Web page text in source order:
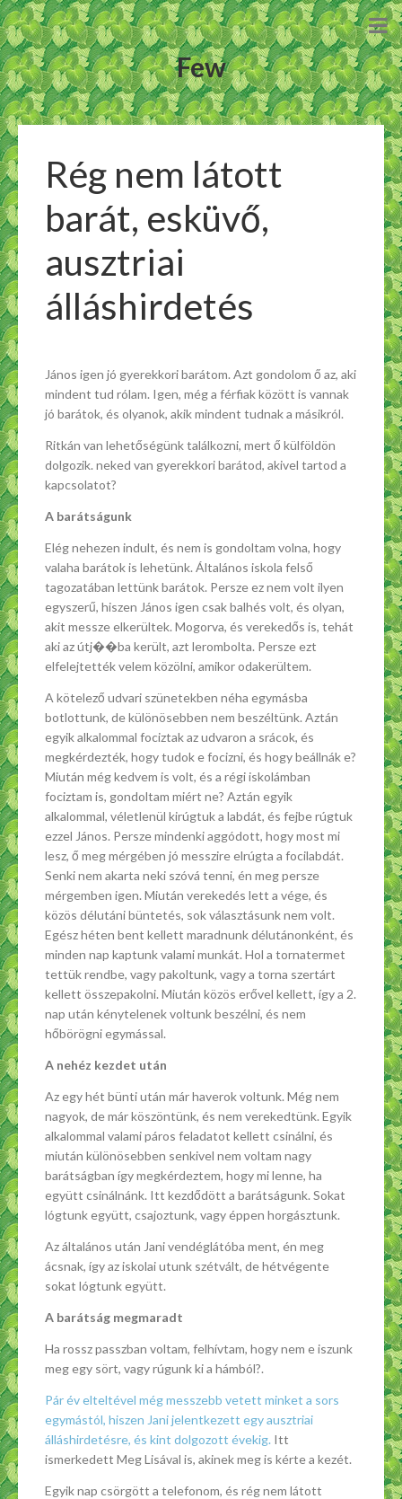
Few
Rég nem látott
barát, esküvő,
ausztriai
álláshirdetés
János igen jó gyerekkori barátom. Azt gondolom ő az, aki
mindent tud rólam. Igen, még a férfiak között is vannak
jó barátok, és olyanok, akik mindent tudnak a másikról.
Ritkán van lehetőségünk találkozni, mert ő külföldön
dolgozik. neked van gyerekkori barátod, akivel tartod a
kapcsolatot?
A barátságunk
Elég nehezen indult, és nem is gondoltam volna, hogy
valaha barátok is lehetünk. Általános iskola felső
tagozatában lettünk barátok. Persze ez nem volt ilyen
egyszerű, hiszen János igen csak balhés volt, és olyan,
akit messze elkerültek. Mogorva, és verekedős is, tehát
aki az útj��ba került, azt lerombolta. Persze ezt
elfelejtették velem közölni, amikor odakerültem.
A kötelező udvari szünetekben néha egymásba
botlottunk, de különösebben nem beszéltünk. Aztán
egyik alkalommal fociztak az udvaron a srácok, és
megkérdezték, hogy tudok e focizni, és hogy beállnák e?
Miután még kedvem is volt, és a régi iskolámban
fociztam is, gondoltam miért ne? Aztán egyik
alkalommal, véletlenül kirúgtuk a labdát, és fejbe rúgtuk
ezzel János. Persze mindenki aggódott, hogy most mi
lesz, ő meg mérgében jó messzire elrúgta a focilabdát.
Senki nem akarta neki szóvá tenni, én meg persze
mérgemben igen. Miután verekedés lett a vége, és
közös délutáni büntetés, sok választásunk nem volt.
Egész héten bent kellett maradnunk délutánonként, és
minden nap kaptunk valami munkát. Hol a tornatermet
tettük rendbe, vagy pakoltunk, vagy a torna szertárt
kellett összepakolni. Miután közös erővel kellett, így a 2.
nap után kénytelenek voltunk beszélni, és nem
hőbörögni egymással.
A nehéz kezdet után
Az egy hét bünti után már haverok voltunk. Még nem
nagyok, de már köszöntünk, és nem verekedtünk. Egyik
alkalommal valami páros feladatot kellett csinálni, és
miután különösebben senkivel nem voltam nagy
barátságban így megkérdeztem, hogy mi lenne, ha
együtt csinálnánk. Itt kezdődött a barátságunk. Sokat
lógtunk együtt, csajoztunk, vagy éppen horgásztunk.
Az általános után Jani vendéglátóba ment, én meg
ácsnak, így az iskolai utunk szétvált, de hétvégente
sokat lógtunk együtt.
A barátság megmaradt
Ha rossz passzban voltam, felhívtam, hogy nem e iszunk
meg egy sört, vagy rúgunk ki a hámból?.
Pár év elteltével még messzebb vetett minket a sors
egymástól, hiszen Jani jelentkezett egy ausztriai
álláshirdetésre, és kint dolgozott évekig. Itt
ismerkedett Meg Lisával is, akinek meg is kérte a kezét.
Egyik nap csörgött a telefonom, és rég nem látott